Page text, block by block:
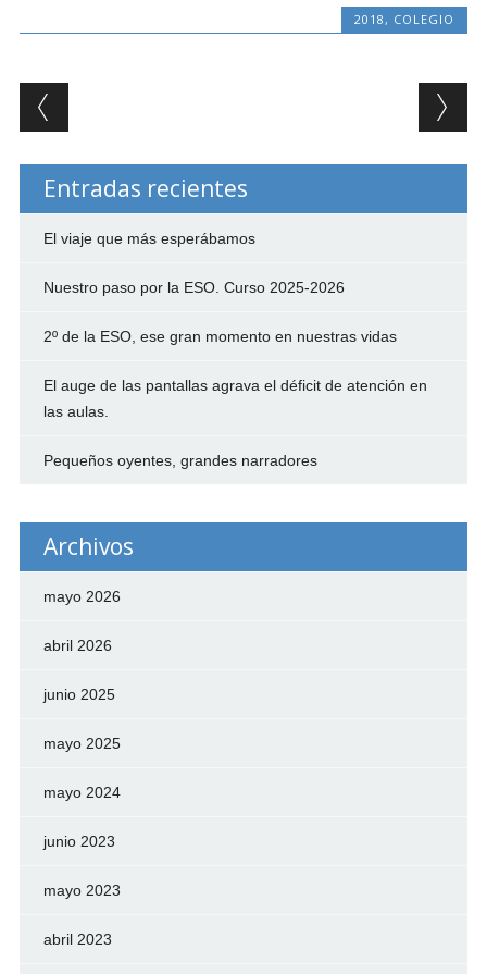
2018, COLEGIO
Post navigation
Entradas recientes
El viaje que más esperábamos
Nuestro paso por la ESO. Curso 2025-2026
2º de la ESO, ese gran momento en nuestras vidas
El auge de las pantallas agrava el déficit de atención en
las aulas.
Pequeños oyentes, grandes narradores
Archivos
mayo 2026
abril 2026
junio 2025
mayo 2025
mayo 2024
junio 2023
mayo 2023
abril 2023